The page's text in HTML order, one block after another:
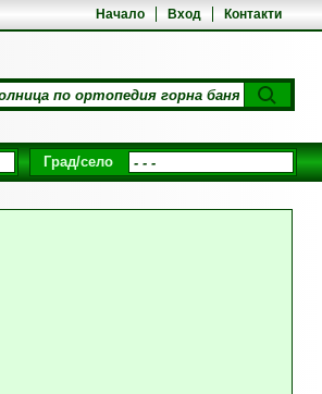
Начало Вход Контакти
Град/село